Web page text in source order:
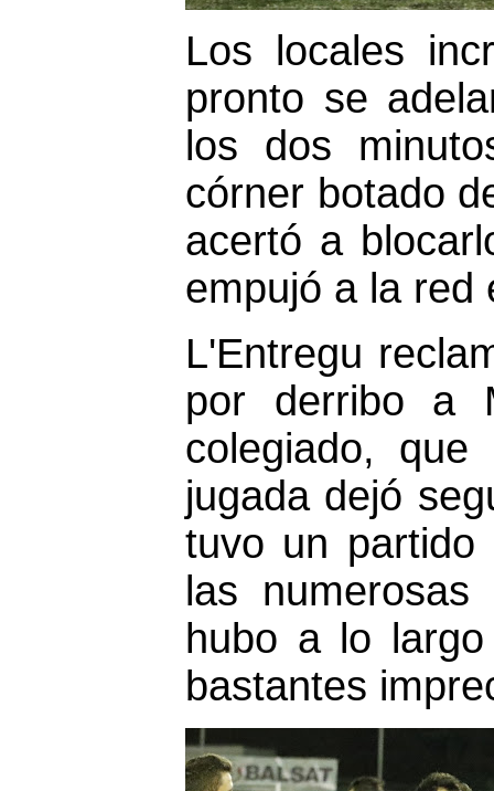
Los locales
pronto se
los dos
córner botado
acertó a
empujó a la red
L'Entregu
por derribo a
colegiado,
jugada dejó
tuvo un partido
las
hubo a lo
bastantes